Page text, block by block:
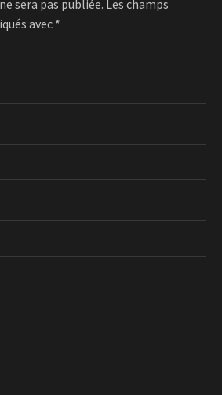
sera pas publiée. Les champs
avec *